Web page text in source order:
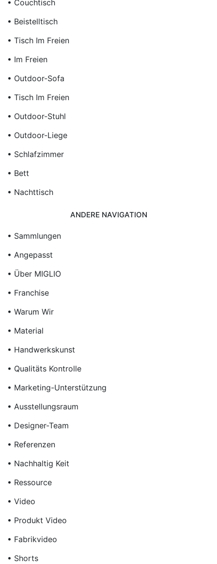
• Couchtisch
• Beistelltisch
• Tisch Im Freien
• Im Freien
• Outdoor-Sofa
• Tisch Im Freien
• Outdoor-Stuhl
• Outdoor-Liege
• Schlafzimmer
• Bett
• Nachttisch
ANDERE NAVIGATION
• Sammlungen
• Angepasst
• Über MIGLIO
• Franchise
• Warum Wir
• Material
• Handwerkskunst
• Qualitäts Kontrolle
• Marketing-Unterstützung
• Ausstellungsraum
• Designer-Team
• Referenzen
• Nachhaltig Keit
• Ressource
• Video
• Produkt Video
• Fabrikvideo
• Shorts